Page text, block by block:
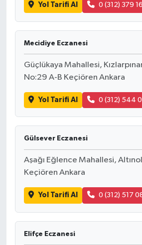
Yol Tarifi Al 0 (312) 379
Mecidiye Eczanesi
Güçlükaya Mahallesi,
No:29 A-B Keçiören Ankara
Yol Tarifi Al 0 (312) 544
Gülsever Eczanesi
Aşağı Eğlence Mahallesi,
Keçiören Ankara
Yol Tarifi Al 0 (312) 517
Elifçe Eczanesi